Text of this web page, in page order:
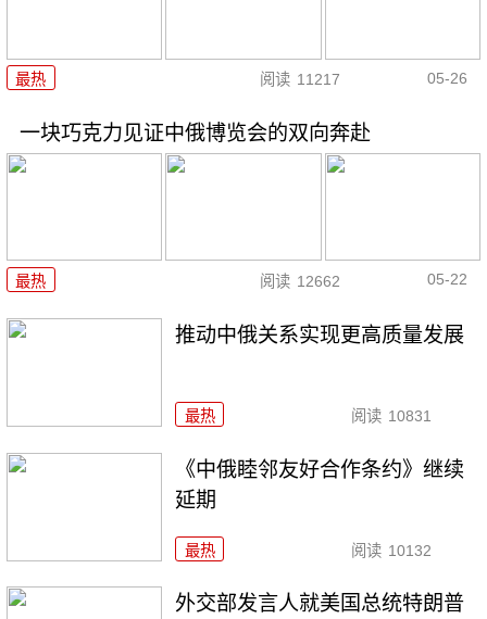
最热 阅读 11217 05-26
一块巧克力见证中俄博览会的双向奔赴
最热 阅读 12662 05-22
推动中俄关系实现更高质量发展
最热 阅读 10831
《中俄睦邻友好合作条约》继续
延期
最热 阅读 10132
外交部发言人就美国总统特朗普